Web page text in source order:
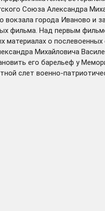
Союза Александра
города Иваново
фильма. Над первым
материалах о
Михайловича
его барельеф у
слет военно-